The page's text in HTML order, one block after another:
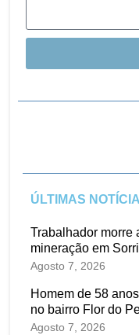
ÚLTIMAS
Trabalhador morre
mineração em
Agosto 7, 2026
Homem de 58
no bairro Flor do
Agosto 7, 2026